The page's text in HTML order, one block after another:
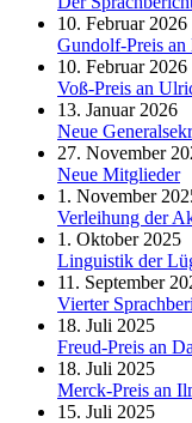
10. Februar 2026
Gundolf-Preis an
10. Februar 2026
Voß-Preis an
13. Januar 2026
Neue
27. November
Neue Mitglieder
1. November
Verleihung der
1. Oktober 2025
Linguistik der
11. September
Vierter
18. Juli 2025
Freud-Preis an
18. Juli 2025
Merck-Preis an
15. Juli 2025